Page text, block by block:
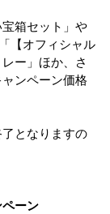
箱セット」や
【オフィシャル
ー」ほか、さ
ンペーン価格
となりますの
ーン